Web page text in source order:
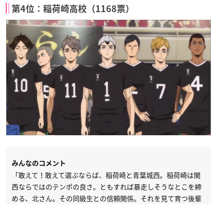
第4位：稲荷崎高校（1168票）
みんなのコメント
「敢えて！敢えて選ぶならば、稲荷崎と青葉城西。稲荷崎は関
西ならではのテンポの良さ。ともすれば暴走しそうなとこを締
める、北さん。その同級生との信頼関係。それを見て育つ後輩